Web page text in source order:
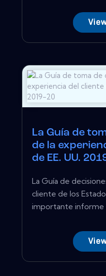
La Guía de
de la
de EE. UU.
La Guía de
cliente de los
importante informe